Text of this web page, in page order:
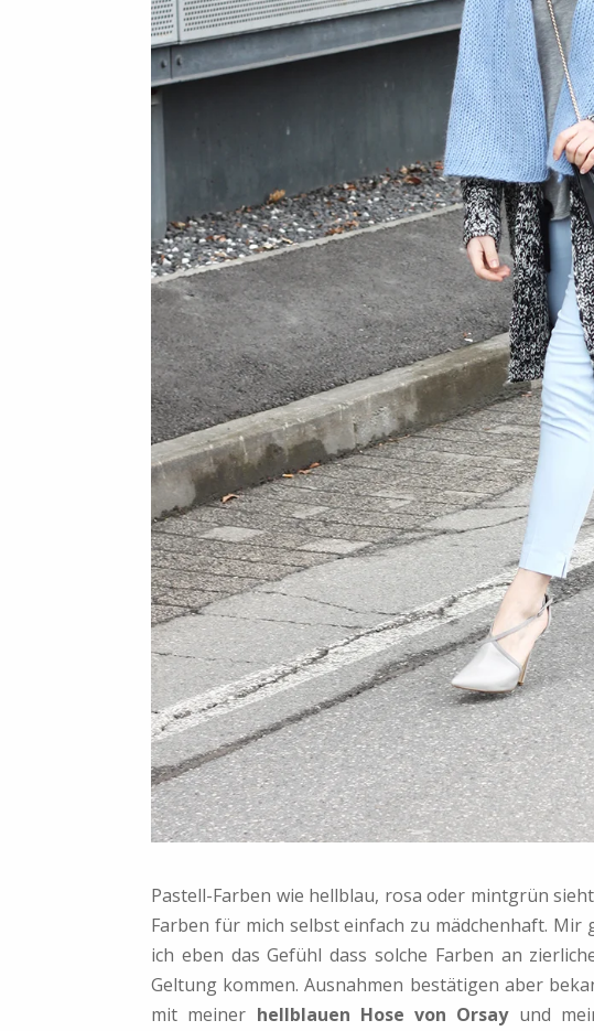
Pastell-Farben wie hellblau, rosa oder mintgrün
Farben für mich selbst einfach zu mädchenhaft.
ich eben das Gefühl dass solche Farben an
Geltung kommen. Ausnahmen bestätigen aber
mit meiner hellblauen Hose von Orsayund